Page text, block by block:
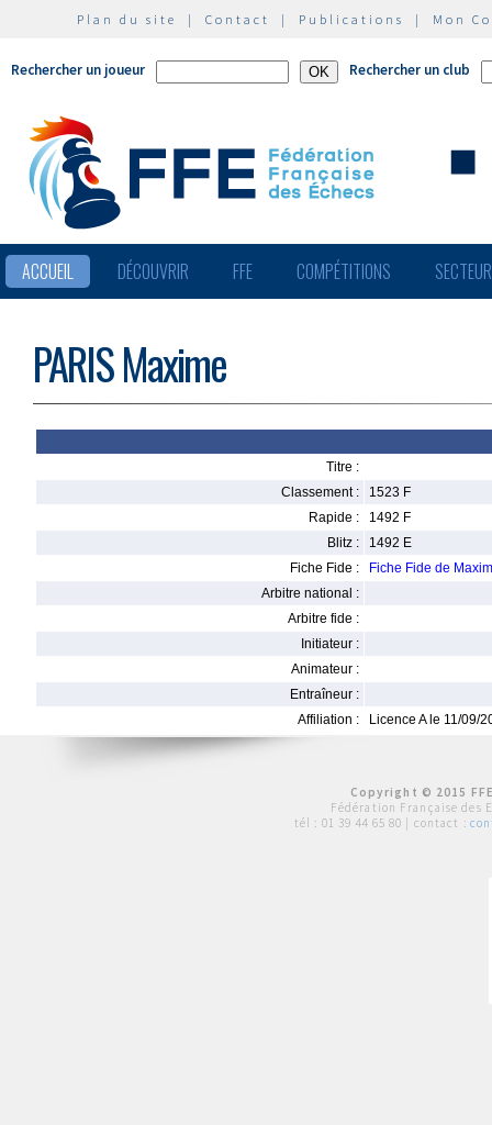
Plan du site | Contact | Publications | Mon
Rechercher un joueur Rechercher un club
ACCUEIL DÉCOUVRIR FFE COMPÉTITIONS
PARIS Maxime
Titre :
Classement :
1523 F
Rapide :
1492 F
Blitz :
1492 E
Fiche Fide :
Fiche Fide de
Arbitre national :
Arbitre fide :
Initiateur :
Animateur :
Entraîneur :
Affiliation :
Licence A le 11/09/
Copyright © 2015
Fédération Française des
tél : 01 39 44 65 80 | contact :